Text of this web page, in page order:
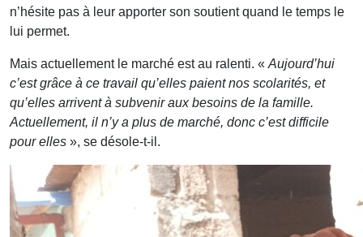
n’hésite pas à leur apporter son soutient quand le temps le
lui permet.
Mais actuellement le marché est au ralenti. « Aujourd’hui
c’est grâce à ce travail qu’elles paient nos scolarités, et
qu’elles arrivent à subvenir aux besoins de la famille.
Actuellement, il n’y a plus de marché, donc c’est difficile
pour elles », se désole-t-il.